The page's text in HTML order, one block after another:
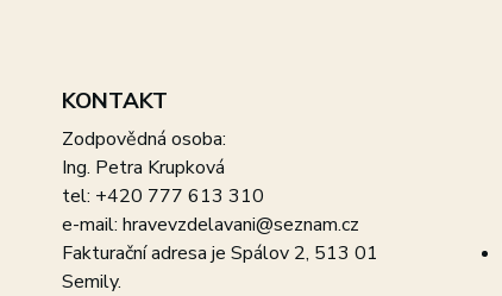
KONTAKT
Zodpovědná osoba:
Ing. Petra Krupková
tel: +420 777 613 310
e-mail: hravevzdelavani@seznam.cz
Fakturační adresa je Spálov 2, 513 01
Semily.